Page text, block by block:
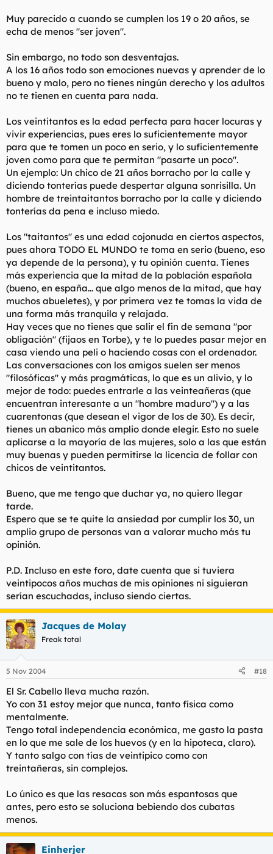
Muy parecido a cuando se cumplen los 19 o 20 años, se
echa de menos "ser joven".
Sin embargo, no todo son desventajas.
A los 16 años todo son emociones nuevas y aprender de lo
bueno y malo, pero no tienes ningún derecho y los adultos
no te tienen en cuenta para nada.
Los veintitantos es la edad perfecta para hacer locuras y
vivir experiencias, pues eres lo suficientemente mayor
para que te tomen un poco en serio, y lo suficientemente
joven como para que te permitan "pasarte un poco".
Un ejemplo: Un chico de 21 años borracho por la calle y
diciendo tonterías puede despertar alguna sonrisilla. Un
hombre de treintaitantos borracho por la calle y diciendo
tonterías da pena e incluso miedo.
Los "taitantos" es una edad cojonuda en ciertos aspectos,
pues ahora TODO EL MUNDO te toma en serio (bueno, eso
ya depende de la persona), y tu opinión cuenta. Tienes
más experiencia que la mitad de la población española
(bueno, en españa... que algo menos de la mitad, que hay
muchos abueletes), y por primera vez te tomas la vida de
una forma más tranquila y relajada.
Hay veces que no tienes que salir el fin de semana "por
obligación" (fijaos en Torbe), y te lo puedes pasar mejor en
casa viendo una peli o haciendo cosas con el ordenador.
Las conversaciones con los amigos suelen ser menos
"filosóficas" y más pragmáticas, lo que es un alivio, y lo
mejor de todo: puedes entrarle a las veinteañeras (que
encuentran interesante a un "hombre maduro") y a las
cuarentonas (que desean el vigor de los de 30). Es decir,
tienes un abanico más amplio donde elegir. Esto no suele
aplicarse a la mayoría de las mujeres, solo a las que están
muy buenas y pueden permitirse la licencia de follar con
chicos de veintitantos.
Bueno, que me tengo que duchar ya, no quiero llegar
tarde.
Espero que se te quite la ansiedad por cumplir los 30, un
amplio grupo de personas van a valorar mucho más tu
opinión.
P.D. Incluso en este foro, date cuenta que si tuviera
veintipocos años muchas de mis opiniones ni siguieran
serían escuchadas, incluso siendo ciertas.
Jacques de Molay
Freak total
5 Nov 2004 #18
El Sr. Cabello lleva mucha razón.
Yo con 31 estoy mejor que nunca, tanto física como
mentalmente.
Tengo total independencia económica, me gasto la pasta
en lo que me sale de los huevos (y en la hipoteca, claro).
Y tanto salgo con tías de veintipico como con
treintañeras, sin complejos.
Lo único es que las resacas son más espantosas que
antes, pero esto se soluciona bebiendo dos cubatas
menos.
Einherjer